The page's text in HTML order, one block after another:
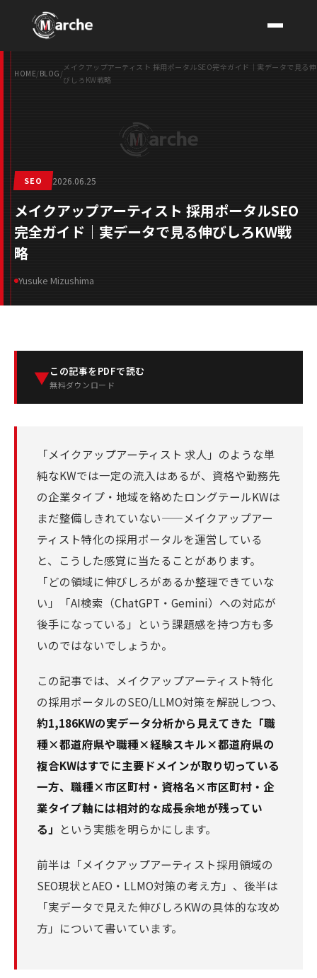
HOME/BLOG /
メイクアップアーティスト 採用ポータルSEO完全ガイド｜実データで見る伸
びしろKW戦略
SEO 2026.06.25
メイクアップアーティスト 採用ポータルSEO
完全ガイド｜実データで見る伸びしろKW戦
略
Yusuke Mizushima
▼この記事をPDFで読む
無料ダウンロード
「メイクアップアーティスト 求人」のような単
純なKWでは一定の流入はあるが、資格や勤務先
の企業タイプ・地域を絡めたロングテールKWは
まだ整備しきれていない——メイクアップアー
ティスト特化の採用ポータルを運営している
と、こうした感覚に当たることがあります。
「どの領域に伸びしろがあるか整理できていな
い」「AI検索（ChatGPT・Gemini）への対応が
後手になっている」という課題感を持つ方も多
いのではないでしょうか。
この記事では、メイクアップアーティスト特化
の採用ポータルのSEO/LLMO対策を解説しつつ、
約1,186KWの実データ分析から見えてきた「職
種×都道府県や職種×経験スキル×都道府県の
複合KWはすでに主要ドメインが取り切っている
一方、職種×市区町村・資格名×市区町村・企
業タイプ軸には相対的な成長余地が残ってい
る」 という実態を明らかにします。
前半は「メイクアップアーティスト採用領域の
SEO現状とAEO・LLMO対策の考え方」、後半は
「実データで見えた伸びしろKWの具体的な攻め
方」について書いています。